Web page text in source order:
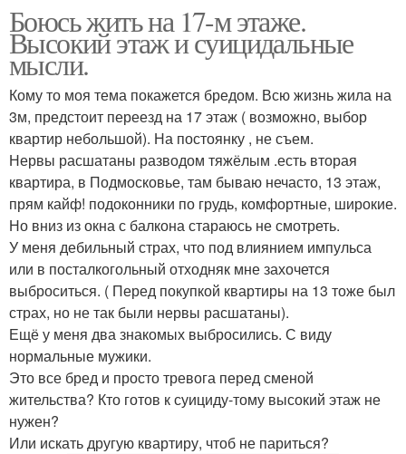
Боюсь жить на 17-м этаже.
Высокий этаж и суицидальные
мысли.
Кому то моя тема покажется бредом. Всю жизнь жила на
3м, предстоит переезд на 17 этаж ( возможно, выбор
квартир небольшой). На постоянку , не съем.
Нервы расшатаны разводом тяжёлым .есть вторая
квартира, в Подмосковье, там бываю нечасто, 13 этаж,
прям кайф! подоконники по грудь, комфортные, широкие.
Но вниз из окна с балкона стараюсь не смотреть.
У меня дебильный страх, что под влиянием импульса
или в посталкогольный отходняк мне захочется
выброситься. ( Перед покупкой квартиры на 13 тоже был
страх, но не так были нервы расшатаны).
Ещё у меня два знакомых выбросились. С виду
нормальные мужики.
Это все бред и просто тревога перед сменой
жительства? Кто готов к суициду-тому высокий этаж не
нужен?
Или искать другую квартиру, чтоб не париться?